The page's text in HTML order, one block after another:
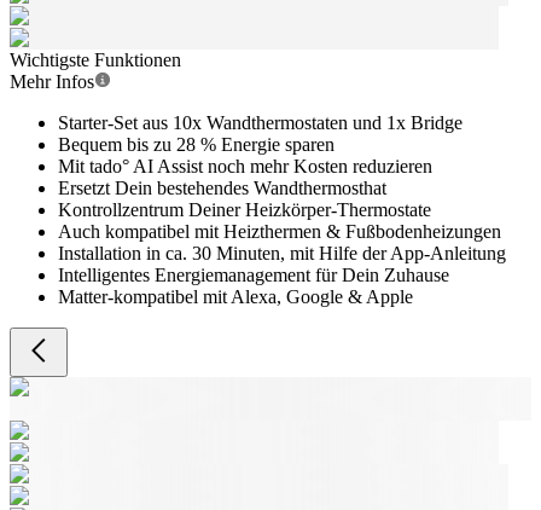
Wichtigste Funktionen
Mehr Infos
Starter-Set aus 10x Wandthermostaten und 1x Bridge
Bequem bis zu 28 % Energie sparen
Mit tado° AI Assist noch mehr Kosten reduzieren
Ersetzt Dein bestehendes Wandthermosthat
Kontrollzentrum Deiner Heizkörper-Thermostate
Auch kompatibel mit Heizthermen & Fußbodenheizungen
Installation in ca. 30 Minuten, mit Hilfe der App-Anleitung
Intelligentes Energiemanagement für Dein Zuhause
Matter-kompatibel mit Alexa, Google & Apple